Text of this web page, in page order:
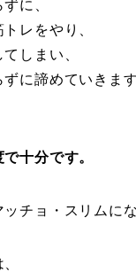
に、
レをやり、
しまい、
に諦めていきます
十分です。
チョ・スリムに